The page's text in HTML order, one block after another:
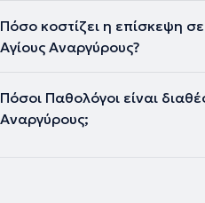
Πόσο κοστίζει η επίσκεψη
Αγίους Αναργύρους?
Πόσοι Παθολόγοι είναι
Αναργύρους;